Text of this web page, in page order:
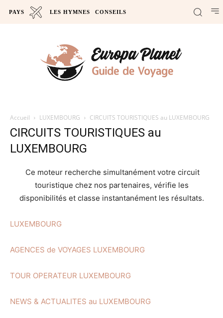
PAYS LES HYMNES CONSEILS
Accueil LUXEMBOURG CIRCUITS TOURISTIQUES au LUXEMBOURG
CIRCUITS TOURISTIQUES au
LUXEMBOURG
Ce moteur recherche simultanément votre circuit
touristique chez nos partenaires, vérifie les
disponibilités et classe instantanément les résultats.
LUXEMBOURG
AGENCES de VOYAGES LUXEMBOURG
TOUR OPERATEUR LUXEMBOURG
NEWS & ACTUALITES au LUXEMBOURG